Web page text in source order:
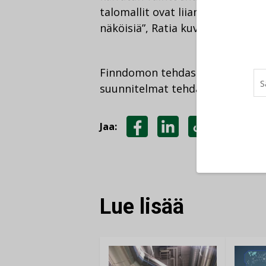
talomallit ovat liian lukkoon
näköisiä”, Ratia kuvailee.
Finndomon tehdasarkkitehtien
suunnitelmat tehdastuotantoon
Jaa:
Lue lisää